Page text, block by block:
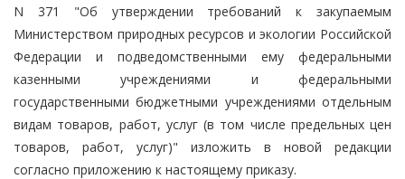
N 371 "Об утверждении требований к закупаемым
Министерством природных ресурсов и экологии Российской
Федерации и подведомственными ему федеральными
казенными учреждениями и федеральными
государственными бюджетными учреждениями отдельным
видам товаров, работ, услуг (в том числе предельных цен
товаров, работ, услуг)" изложить в новой редакции
согласно приложению к настоящему приказу.